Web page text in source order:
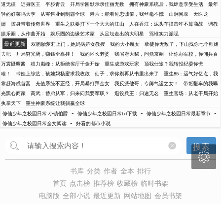
道无疆
近身医王 平步青云 开局学园默示录佳丽无数 拥有神豪系统后，我肆意享受生活
最年
轻的好莱坞大亨
从零售业到制霸全球 港片：能看见忠诚值，我丝毫不慌 山涧闲农
天医龙
婿
随身带着传奇世界 重生之朕要打下一个大大的江山 人在香江：泥头车撞击咋不算商战
调教
娱乐圈，从作曲开始
娱乐圈的边缘艺术家 从足坛走出的大明星 骂谁实力派呢
最近更新 双胞胎萝莉上门，她妈病娇女教授 我的大小魔女
孽徒你无敌了，下山找你七个师姐
去吧
开局穷光蛋，赚钱全靠挂！ 我的区长老婆 我省府大秘，问鼎京圈
让你办军校，你佣兵百
万震慑鹰酱
权力巅峰：从拒绝省厅千金开始 重生成游戏玩家
顶我仕途？我转投纪委你慌
啥！
带娃上综艺，孩她妈杨蜜求我收敛 仙子，求你别再从书里出来了
重生85：运气好亿点，我
靠赶海成首富
充值系统不正经，开局暴打拜金女 我反派他哥，专薅气运之女！
带货翻车的我曝
光黑心商家
高武：替弟从军，归来问我要军职？ 退役兵王：归途无名
重生官场：从老干局开始
执掌天下
重生神豪系统让我躺赢全球
修仙少年之校园日常 小镇伯爵 - 修仙少年之校园日常txt下载 - 修仙少年之校园日常最新章节 -
修仙少年之校园日常全文阅读 - 好看的都市小说
搜索
书库 分类 作者 全本 排行
首页 点击榜 推荐榜 收藏榜 临时书架
电脑版 全部小说 最近更新 网站地图 会员书架
